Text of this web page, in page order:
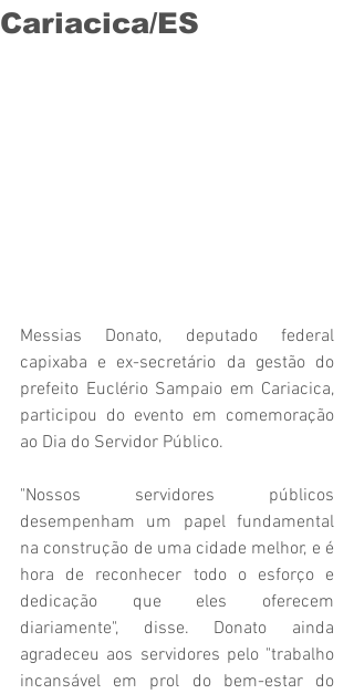
Cariacica/ES
Messias Donato, deputado federal
capixaba e ex-secretário da gestão do
prefeito Euclério Sampaio em Cariacica,
participou do evento em comemoração
ao Dia do Servidor Público.
"Nossos servidores públicos
desempenham um papel fundamental
na construção de uma cidade melhor, e é
hora de reconhecer todo o esforço e
dedicação que eles oferecem
diariamente", disse. Donato ainda
agradeceu aos servidores pelo "trabalho
incansável em prol do bem-estar do